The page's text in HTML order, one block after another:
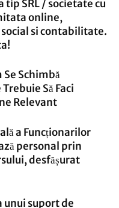
SRL / societate cu
online,
si contabilitate.
Se Schimbă
Să Faci
Relevant
a Funcționarilor
personal prin
desfășurat
unui suport de